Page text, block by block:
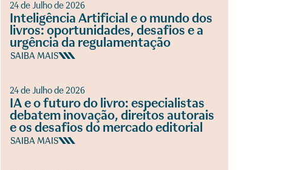
24 de Julho de 2026
Inteligência Artificial e o mundo dos
livros: oportunidades, desafios e a
urgência da regulamentação
SAIBA MAIS
24 de Julho de 2026
IA e o futuro do livro: especialistas
debatem inovação, direitos autorais
e os desafios do mercado editorial
SAIBA MAIS